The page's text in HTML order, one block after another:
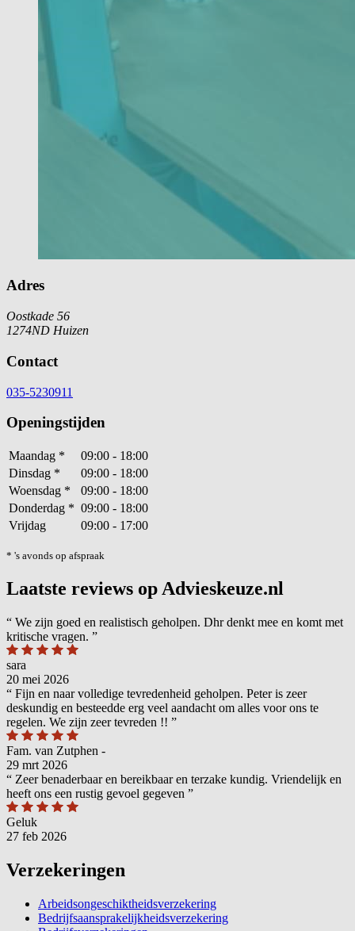
Adres
Oostkade 56
1274ND Huizen
Contact
035-5230911
Openingstijden
Maandag *
09:00 - 18:00
Dinsdag *
09:00 - 18:00
Woensdag *
09:00 - 18:00
Donderdag * 09:00 - 18:00
Vrijdag
09:00 - 17:00
* 's avonds op afspraak
Laatste reviews op Advieskeuze.nl
“ We zijn goed en realistisch geholpen. Dhr denkt mee en komt met
kritische vragen. ”
sara
20 mei 2026
“ Fijn en naar volledige tevredenheid geholpen. Peter is zeer
deskundig en besteedde erg veel aandacht om alles voor ons te
regelen. We zijn zeer tevreden !! ”
Fam. van Zutphen -
29 mrt 2026
“ Zeer benaderbaar en bereikbaar en terzake kundig. Vriendelijk en
heeft ons een rustig gevoel gegeven ”
Geluk
27 feb 2026
Verzekeringen
Arbeidsongeschiktheidsverzekering
Bedrijfsaansprakelijkheidsverzekering